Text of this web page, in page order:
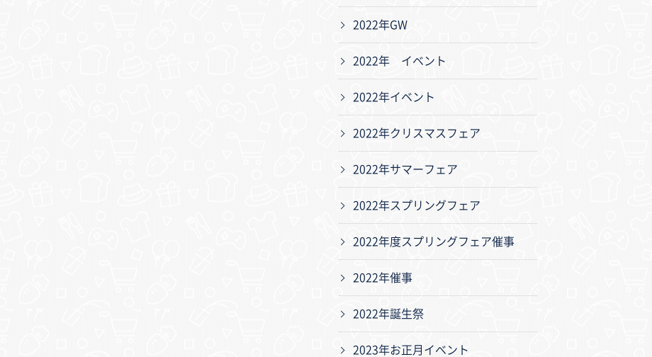
2022年GW
2022年 イベント
2022年イベント
2022年クリスマスフェア
2022年サマーフェア
2022年スプリングフェア
2022年度スプリングフェア催事
2022年催事
2022年誕生祭
2023年お正月イベント